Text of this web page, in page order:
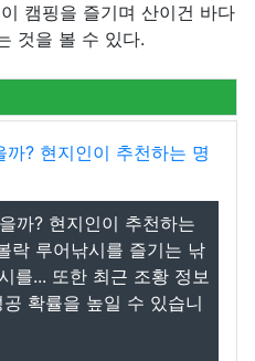
캠핑을 즐기며 산이건 바다
것을 볼 수 있다.
까? 현지인이 추천하는 명
까? 현지인이 추천하는
락 루어낚시를 즐기는 낚
를... 또한 최근 조황 정보
확률을 높일 수 있습니